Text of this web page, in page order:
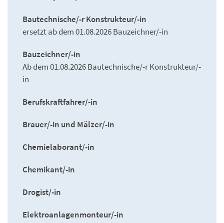
Bautechnische/-r Konstrukteur/-in
ersetzt ab dem 01.08.2026 Bauzeichner/-in
Bauzeichner/-in
Ab dem 01.08.2026 Bautechnische/-r Konstrukteur/-
in
Berufskraftfahrer/-in
Brauer/-in und Mälzer/-in
Chemielaborant/-in
Chemikant/-in
Drogist/-in
Elektroanlagenmonteur/-in